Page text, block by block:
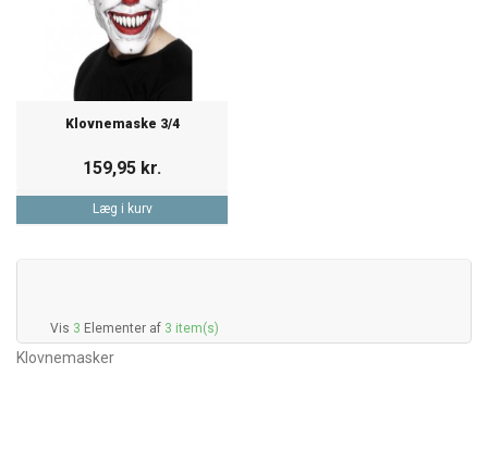
Klovnemaske 3/4
159,95 kr.
Læg i kurv
Vis 3 Elementer af 3 item(s)
Klovnemasker